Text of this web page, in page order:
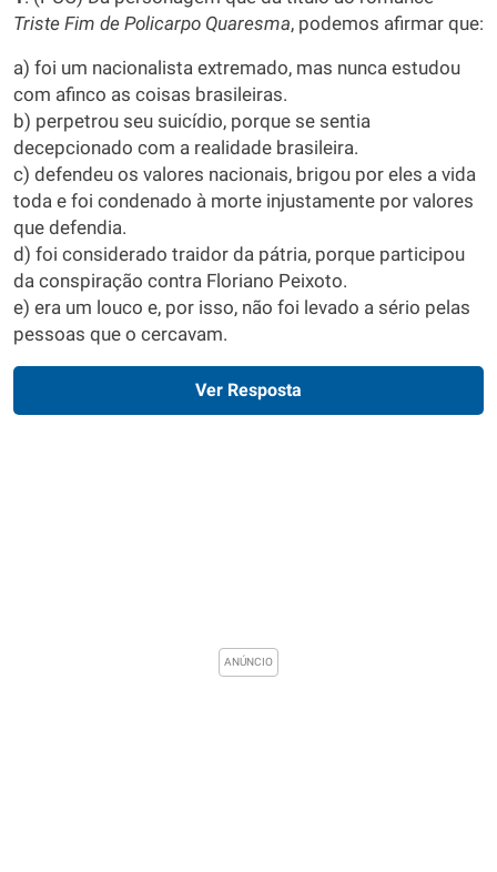
Triste Fim de Policarpo Quaresma, podemos afirmar que:
a) foi um nacionalista extremado, mas nunca estudou
com afinco as coisas brasileiras.
b) perpetrou seu suicídio, porque se sentia
decepcionado com a realidade brasileira.
c) defendeu os valores nacionais, brigou por eles a vida
toda e foi condenado à morte injustamente por valores
que defendia.
d) foi considerado traidor da pátria, porque participou
da conspiração contra Floriano Peixoto.
e) era um louco e, por isso, não foi levado a sério pelas
pessoas que o cercavam.
Ver Resposta